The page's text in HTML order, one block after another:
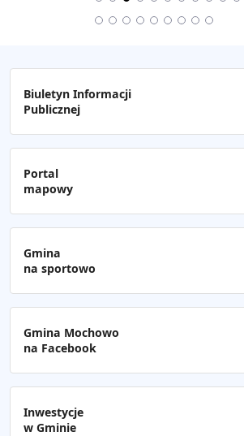
Biuletyn Informacji
Publicznej
Portal
mapowy
Gmina
na sportowo
Gmina Mochowo
na Facebook
Inwestycje
w Gminie